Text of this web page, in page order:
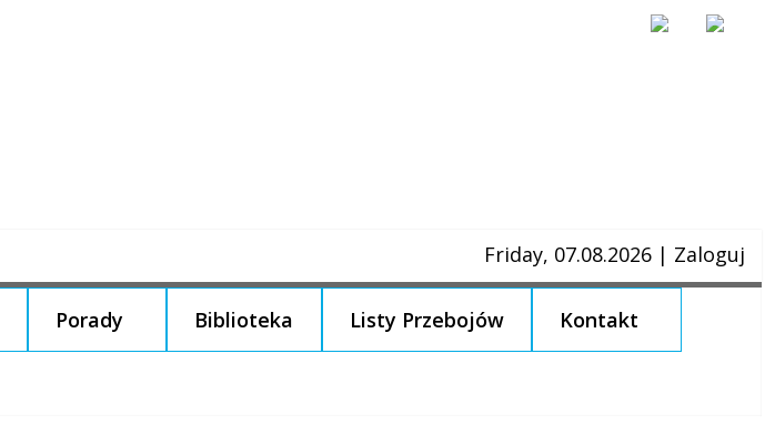
Friday, 07.08.2026 | Zaloguj
Porady Biblioteka Listy Przebojów Kontakt